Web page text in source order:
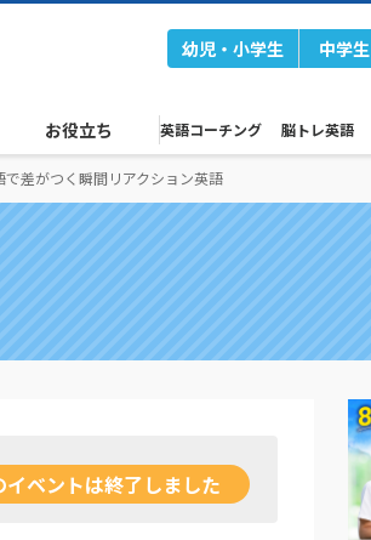
幼児・小学生 中学生
お役立ち 英語コーチング 脳トレ英語
差がつく瞬間リアクション英語
イベントは終了しました